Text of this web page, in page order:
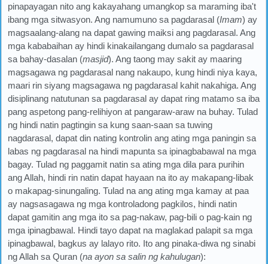
pinapayagan nito ang kakayahang umangkop sa maraming iba't
ibang mga sitwasyon. Ang namumuno sa pagdarasal (Imam) ay
magsaalang-alang na dapat gawing maiksi ang pagdarasal. Ang
mga kababaihan ay hindi kinakailangang dumalo sa pagdarasal
sa bahay-dasalan (masjid). Ang taong may sakit ay maaring
magsagawa ng pagdarasal nang nakaupo, kung hindi niya kaya,
maari rin siyang magsagawa ng pagdarasal kahit nakahiga. Ang
disiplinang natutunan sa pagdarasal ay dapat ring matamo sa iba
pang aspetong pang-relihiyon at pangaraw-araw na buhay. Tulad
ng hindi natin pagtingin sa kung saan-saan sa tuwing
nagdarasal, dapat din nating kontrolin ang ating mga paningin sa
labas ng pagdarasal na hindi mapunta sa ipinagbabawal na mga
bagay. Tulad ng paggamit natin sa ating mga dila para purihin
ang Allah, hindi rin natin dapat hayaan na ito ay makapang-libak
o makapag-sinungaling. Tulad na ang ating mga kamay at paa
ay nagsasagawa ng mga kontroladong pagkilos, hindi natin
dapat gamitin ang mga ito sa pag-nakaw, pag-bili o pag-kain ng
mga ipinagbawal. Hindi tayo dapat na maglakad palapit sa mga
ipinagbawal, bagkus ay lalayo rito. Ito ang pinaka-diwa ng sinabi
ng Allah sa Quran (na ayon sa salin ng kahulugan):